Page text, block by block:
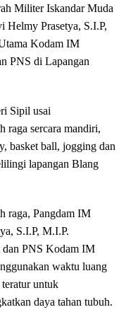
Militer Iskandar Muda
Prasetya, S.I.P,
Kodam IM
PNS di Lapangan
Sipil usai
raga sercara mandiri,
basket ball, jogging dan
lapangan Blang
raga, Pangdam IM
S.I.P, M.I.P.
dan PNS Kodam IM
waktu luang
untuk
daya tahan tubuh.